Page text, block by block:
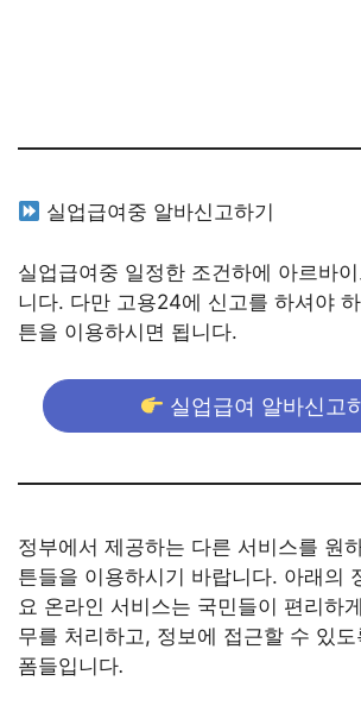
실업급여중 알바신고하기
실업급여중 일정한 조건하에 아르바
니다. 다만 고용24에 신고를 하셔야
튼을 이용하시면 됩니다.
실업급여 알바신고
정부에서 제공하는 다른 서비스를 원
튼들을 이용하시기 바랍니다. 아래의
요 온라인 서비스는 국민들이 편리하
무를 처리하고, 정보에 접근할 수 있
폼들입니다.